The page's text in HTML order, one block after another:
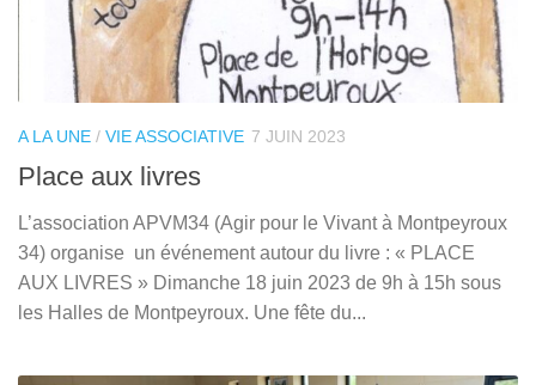
A LA UNE / VIE ASSOCIATIVE 7 JUIN 2023
Place aux livres
L’association APVM34 (Agir pour le Vivant à Montpeyroux
34) organise un événement autour du livre : « PLACE
AUX LIVRES » Dimanche 18 juin 2023 de 9h à 15h sous
les Halles de Montpeyroux. Une fête du...